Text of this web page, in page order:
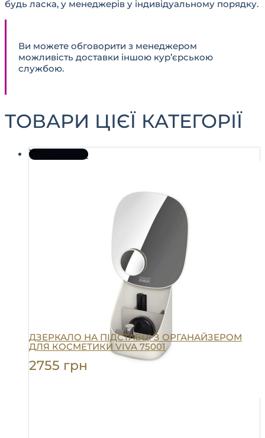
будь ласка, у менеджерів у індивідуальному порядку.
Ви можете обговорити з менеджером
можливість доставки іншою кур’єрською
службою.
ТОВАРИ ЦІЄЇ КАТЕГОРІЇ
Про товар
ДЗЕРКАЛО НА ПІДСТАВЦІ З ОРГАНАЙЗЕРОМ
ДЛЯ КОСМЕТИКИ VIVA 75001
2755 грн